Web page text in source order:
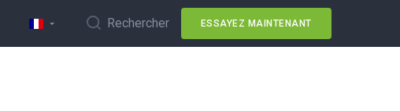
Rechercher ESSAYEZ MAINTENANT